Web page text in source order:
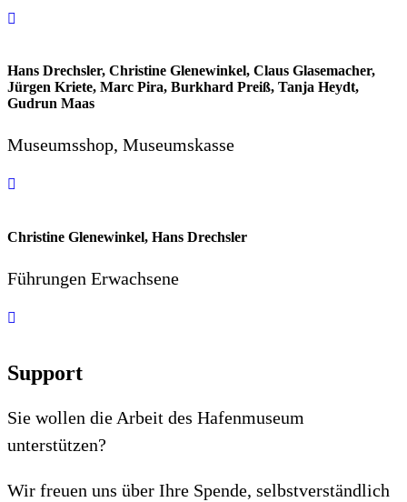
Hans Drechsler, Christine Glenewinkel, Claus Glasemacher,
Jürgen Kriete, Marc Pira, Burkhard Preiß, Tanja Heydt,
Gudrun Maas
Museumsshop, Museumskasse
Christine Glenewinkel, Hans Drechsler
Führungen Erwachsene
Support
Sie wollen die Arbeit des Hafenmuseum
unterstützen?
Wir freuen uns über Ihre Spende, selbstverständlich